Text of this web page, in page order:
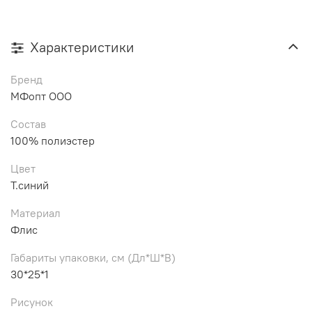
Характеристики
Бренд
МФопт ООО
Состав
100% полиэстер
Цвет
Т.синий
Материал
Флис
Габариты упаковки, см (Дл*Ш*В)
30*25*1
Рисунок